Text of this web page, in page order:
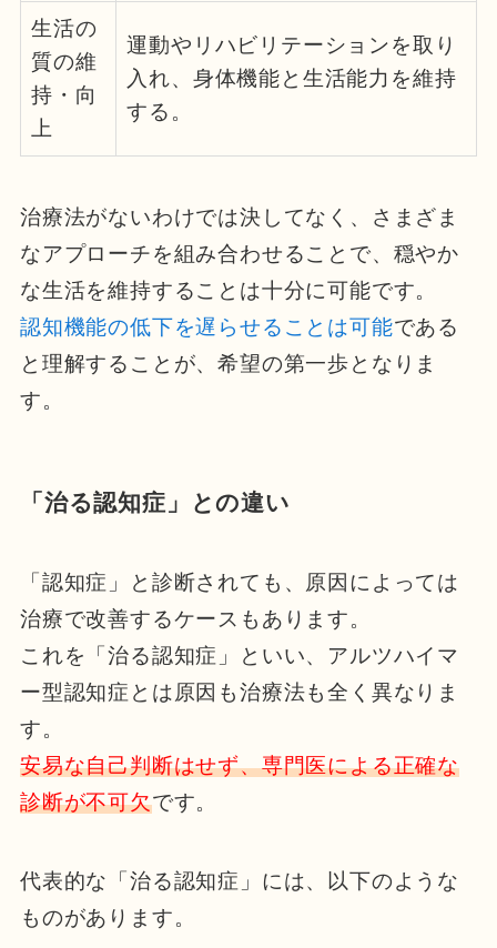
生活の
質の維
持・向
上
運動やリハビリテーションを取り
入れ、身体機能と生活能力を維持
する。
治療法がないわけでは決してなく、さまざま
なアプローチを組み合わせることで、穏やか
な生活を維持することは十分に可能です。
認知機能の低下を遅らせることは可能である
と理解することが、希望の第一歩となりま
す。
「治る認知症」との違い
「認知症」と診断されても、原因によっては
治療で改善するケースもあります。
これを「治る認知症」といい、アルツハイマ
ー型認知症とは原因も治療法も全く異なりま
す。
安易な自己判断はせず、専門医による正確な
診断が不可欠です。
代表的な「治る認知症」には、以下のような
ものがあります。